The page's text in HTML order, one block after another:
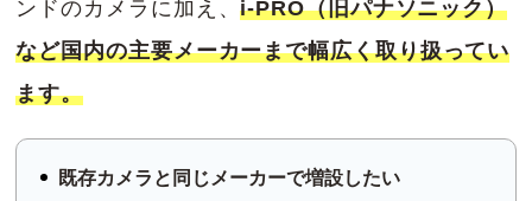
ンドのカメラに加え、i-PRO（旧パナソニック）
など国内の主要メーカーまで幅広く取り扱ってい
ます。
既存カメラと同じメーカーで増設したい